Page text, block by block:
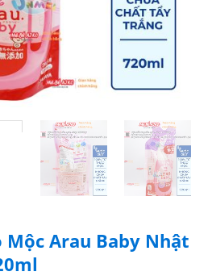
Arau Baby Nhật